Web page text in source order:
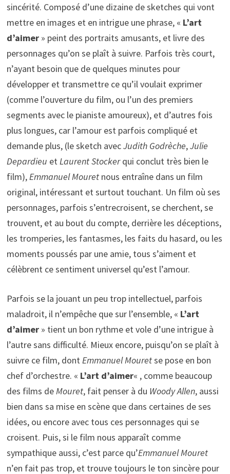
sincérité. Composé d’une dizaine de sketches qui vont
mettre en images et en intrigue une phrase, « L’art
d’aimer» peint des portraits amusants, et livre des
personnages qu’on se plaît à suivre. Parfois très court,
n’ayant besoin que de quelques minutes pour
développer et transmettre ce qu’il voulait exprimer
(comme l’ouverture du film, ou l’un des premiers
segments avec le pianiste amoureux), et d’autres fois
plus longues, car l’amour est parfois compliqué et
demande plus, (le sketch avecJudith Godrèche,Julie
Depardieu et Laurent Stockerqui conclut très bien le
film), Emmanuel Mouretnous entraîne dans un film
original, intéressant et surtout touchant. Un film où ses
personnages, parfois s’entrecroisent, se cherchent, se
trouvent, et au bout du compte, derrière les déceptions,
les tromperies, les fantasmes, les faits du hasard, ou les
moments poussés par une amie, tous s’aiment et
célèbrent ce sentiment universel qu’est l’amour.
Parfois se la jouant un peu trop intellectuel, parfois
maladroit, il n’empêche que sur l’ensemble, « L’art
d’aimer» tient un bon rythme et vole d’une intrigue à
l’autre sans difficulté. Mieux encore, puisqu’on se plaît à
suivre ce film, dont Emmanuel Mouretse pose en bon
chef d’orchestre. « L’art d’aimer« , comme beaucoup
des films de Mouret, fait penser à du Woody Allen, aussi
bien dans sa mise en scène que dans certaines de ses
idées, ou encore avec tous ces personnages qui se
croisent. Puis, si le film nous apparaît comme
sympathique aussi, c’est parce qu’Emmanuel Mouret
n’en fait pas trop, et trouve toujours le ton sincère pour